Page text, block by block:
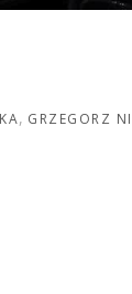
GRZEGORZ